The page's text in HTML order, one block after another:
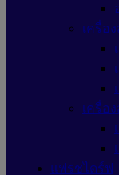
เครื่อ
เครื่อ
แฟรชไดร์ฟ